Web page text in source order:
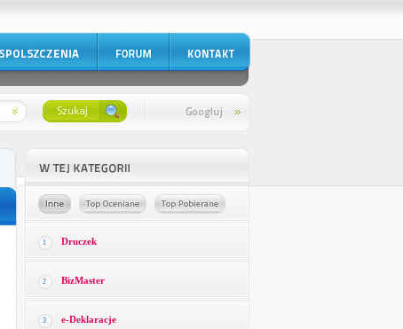
1 Druczek
2 BizMaster
3 e-Deklaracje